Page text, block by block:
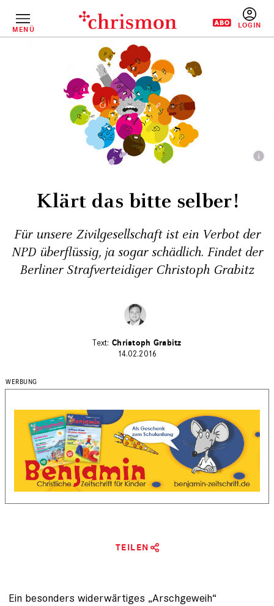
InhaltMENÜ
Klärt das bitte selber!
Für unsere Zivilgesellschaft ist ein Verbot der
NPD überflüssig, ja sogar schädlich. Findet der
Berliner Strafverteidiger Christoph Grabitz
Christoph Grabitz
14.02.2016
TEILEN
Ein besonders widerwärtiges „Arschgeweih“